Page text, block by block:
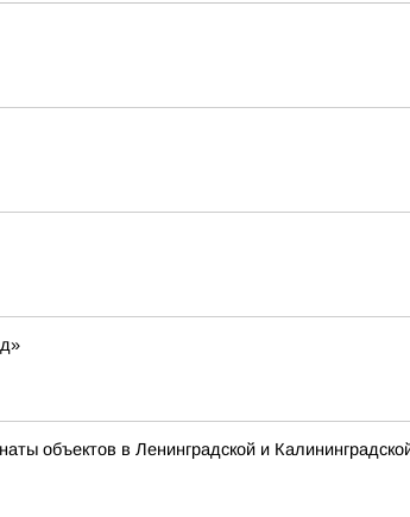
объектов в Ленинградской и